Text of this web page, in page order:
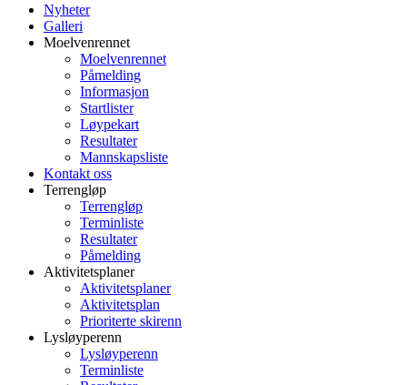
Nyheter
Galleri
Moelvenrennet
Moelvenrennet
Påmelding
Informasjon
Startlister
Løypekart
Resultater
Mannskapsliste
Kontakt oss
Terrengløp
Terrengløp
Terminliste
Resultater
Påmelding
Aktivitetsplaner
Aktivitetsplaner
Aktivitetsplan
Prioriterte skirenn
Lysløyperenn
Lysløyperenn
Terminliste